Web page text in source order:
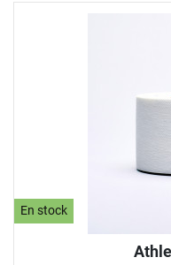
En stock